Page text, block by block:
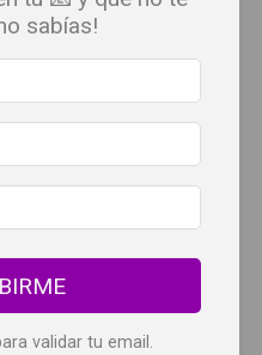
por 12 meses.
sabías!
validar tu email.